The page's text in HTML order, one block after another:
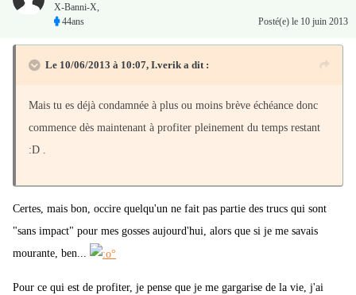
X-Banni-X,
44ans
Posté(e) le 10 juin 2013
Le 10/06/2013 à 10:07, I.verik a dit :
Mais tu es déjà condamnée à plus ou moins brève échéance donc
commence dès maintenant à profiter pleinement du temps restant
:D .
Certes, mais bon, occire quelqu'un ne fait pas partie des trucs qui sont
"sans impact" pour mes gosses aujourd'hui, alors que si je me savais
mourante, ben...
Pour ce qui est de profiter, je pense que je me gargarise de la vie, j'ai